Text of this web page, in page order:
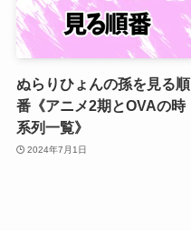
ぬらりひょんの孫を見る順
番《アニメ2期とOVAの時
系列一覧》
2024年7月1日